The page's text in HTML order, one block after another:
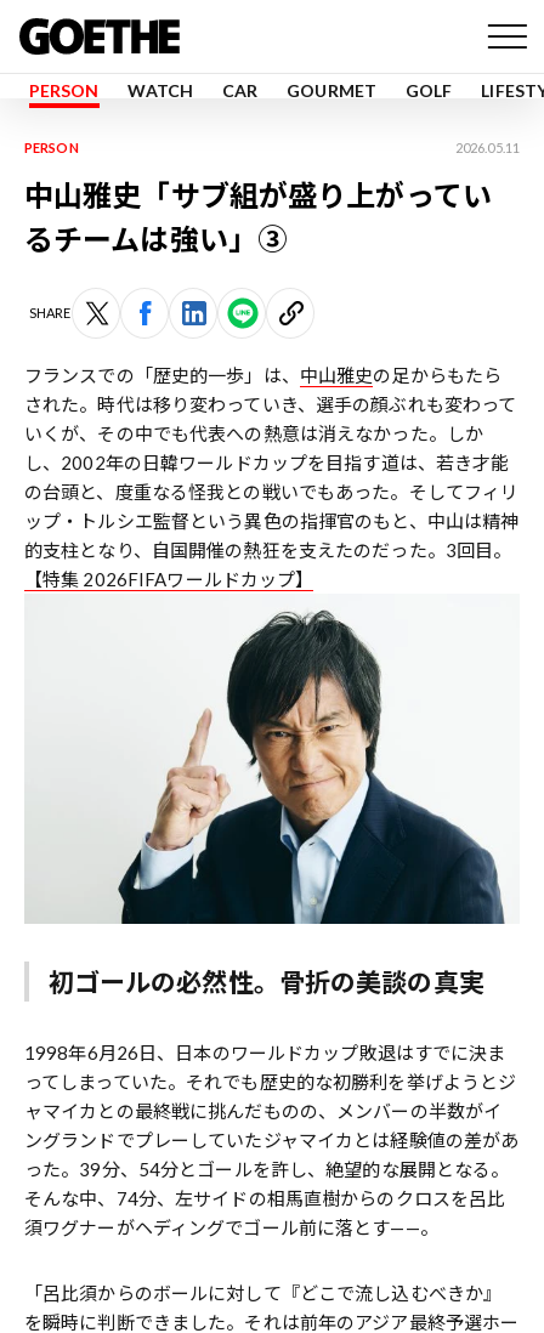
PERSON WATCH CAR GOURMET GOLF
PERSON 2026.05.11
中山雅史「サブ組が盛り上がってい
るチームは強い」③
SHARE
フランスでの「歴史的一歩」は、 中山雅史の足からもたら
された。時代は移り変わっていき、選手の顔ぶれも変わって
いくが、その中でも代表への熱意は消えなかった。しか
し、2002年の日韓ワールドカップを目指す道は、若き才能
の台頭と、度重なる怪我との戦いでもあった。そしてフィリ
ップ・トルシエ監督という異色の指揮官のもと、中山は精神
的支柱となり、自国開催の熱狂を支えたのだった。3回目。
【特集 2026FIFAワールドカップ】
初ゴールの必然性。骨折の美談の真実
1998年6月26日、日本のワールドカップ敗退はすでに決ま
ってしまっていた。それでも歴史的な初勝利を挙げようとジ
ャマイカとの最終戦に挑んだものの、メンバーの半数がイ
ングランドでプレーしていたジャマイカとは経験値の差があ
った。39分、54分とゴールを許し、絶望的な展開となる。
そんな中、74分、左サイドの相馬直樹からのクロスを呂比
須ワグナーがヘディングでゴール前に落とす——。
「呂比須からのボールに対して『どこで流し込むべきか』
を瞬時に判断できました。それは前年のアジア最終予選ホー